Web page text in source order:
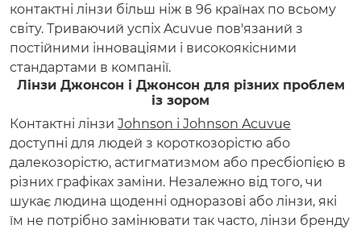
контактні лінзи більш ніж в 96 країнах по всьому
світу. Триваючий успіх Acuvue пов'язаний з
постійними інноваціями і високоякісними
стандартами в компанії.
Лінзи Джонсон і Джонсон для різних проблем
із зором
Контактні лінзи Johnson і Johnson Acuvue
доступні для людей з короткозорістю або
далекозорістю, астигматизмом або пресбіопією в
різних графіках заміни. Незалежно від того, чи
шукає людина щоденні одноразові або лінзи, які
їм не потрібно замінювати так часто, лінзи бренду